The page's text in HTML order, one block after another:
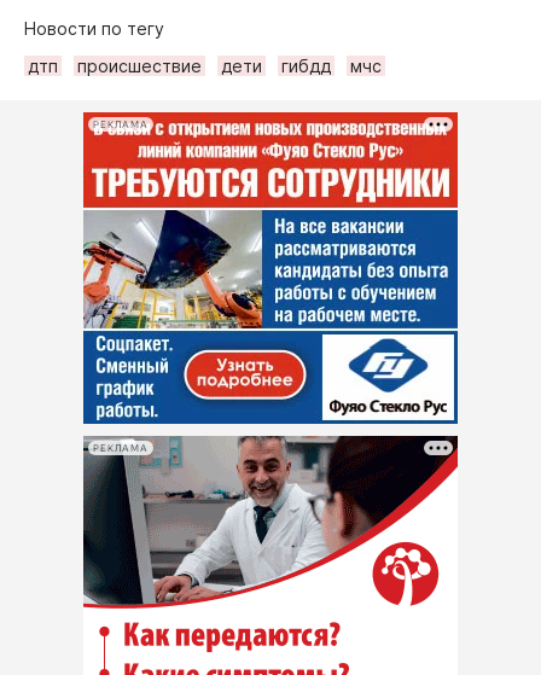
Новости по тегу
дтп
происшествие дети гибдд мчс
РЕКЛАМА
РЕКЛАМА